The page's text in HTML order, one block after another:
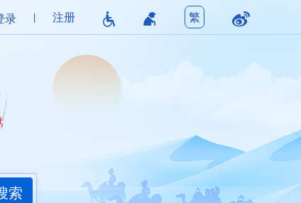
录 | 注册 繁
索
魅力哈密 数据开放